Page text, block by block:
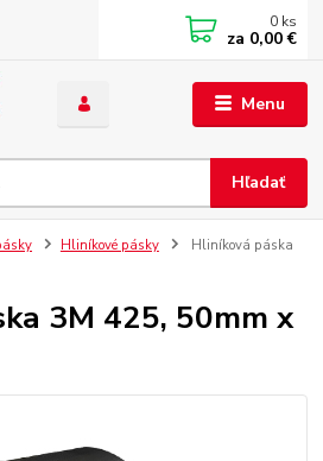
Menu
Hľadať
0 ks
za 0,00 €
Hliníkové pásky
Hliníková páska
3M 425, 50mm x